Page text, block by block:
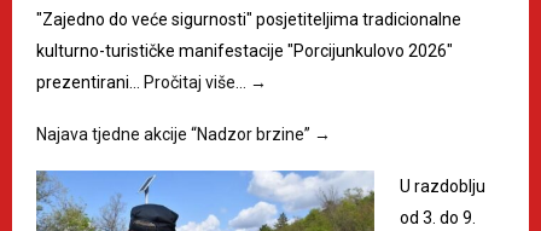
"Zajedno do veće sigurnosti" posjetiteljima tradicionalne
kulturno-turističke manifestacije "Porcijunkulovo 2026"
prezentirani… Pročitaj više… →
Najava tjedne akcije “Nadzor brzine” →
U razdoblju
od 3. do 9.